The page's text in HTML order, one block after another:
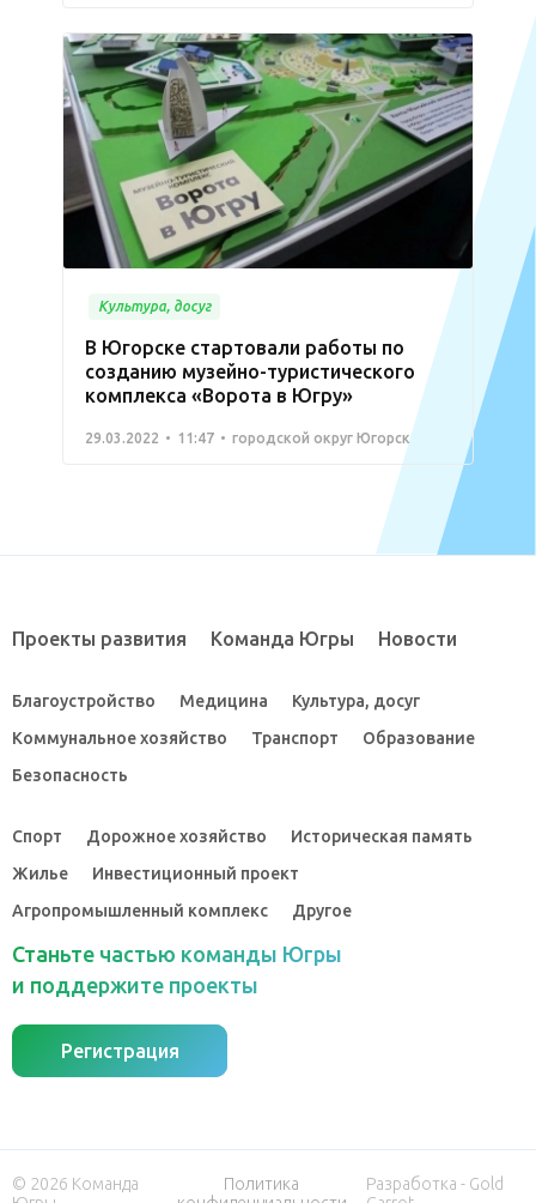
Культура, досуг
В Югорске стартовали работы по
созданию музейно-туристического
комплекса «Ворота в Югру»
29.03.2022 11:47 городской округ Югорск
Проекты развития Команда Югры Новости
Благоустройство Медицина
Культура, досуг
Коммунальное хозяйство
Транспорт
Образование
Безопасность
Спорт Дорожное хозяйство
Историческая память
Жилье
Инвестиционный проект
Агропромышленный комплекс
Другое
Станьте частью команды Югры
и поддержите проекты
Регистрация
© 2026 Команда
Политика
Разработка - Gold